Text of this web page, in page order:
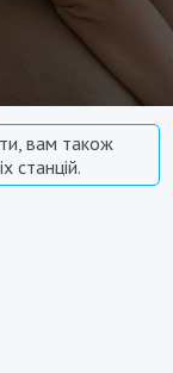
вам також
станцій.